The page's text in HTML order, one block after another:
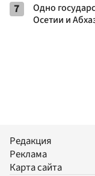
7
Одно
Осетии и
Редакция
Реклама
Карта сайта